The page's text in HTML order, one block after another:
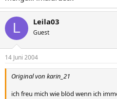
L Leila03
Guest
14 Juni 2004
Original von karin_21
ich freu mich wie blöd wenn ich